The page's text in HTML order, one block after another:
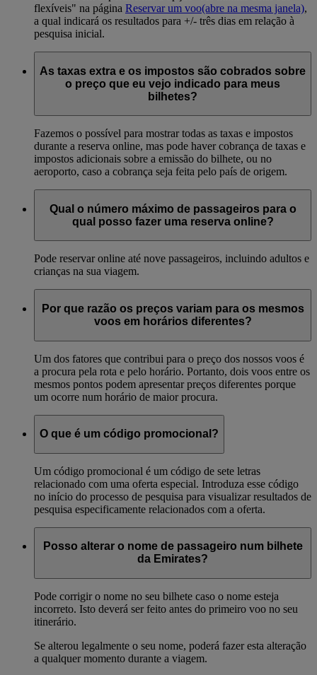
flexíveis" na página Reservar um voo(abre na mesma janela),
a qual indicará os resultados para +/- três dias em relação à
pesquisa inicial.
As taxas extra e os impostos são cobrados sobre
o preço que eu vejo indicado para meus
bilhetes?
Fazemos o possível para mostrar todas as taxas e impostos
durante a reserva online, mas pode haver cobrança de taxas e
impostos adicionais sobre a emissão do bilhete, ou no
aeroporto, caso a cobrança seja feita pelo país de origem.
Qual o número máximo de passageiros para o
qual posso fazer uma reserva online?
Pode reservar online até nove passageiros, incluindo adultos e
crianças na sua viagem.
Por que razão os preços variam para os mesmos
voos em horários diferentes?
Um dos fatores que contribui para o preço dos nossos voos é
a procura pela rota e pelo horário. Portanto, dois voos entre os
mesmos pontos podem apresentar preços diferentes porque
um ocorre num horário de maior procura.
O que é um código promocional?
Um código promocional é um código de sete letras
relacionado com uma oferta especial. Introduza esse código
no início do processo de pesquisa para visualizar resultados de
pesquisa especificamente relacionados com a oferta.
Posso alterar o nome de passageiro num bilhete
da Emirates?
Pode corrigir o nome no seu bilhete caso o nome esteja
incorreto. Isto deverá ser feito antes do primeiro voo no seu
itinerário.
Se alterou legalmente o seu nome, poderá fazer esta alteração
a qualquer momento durante a viagem.